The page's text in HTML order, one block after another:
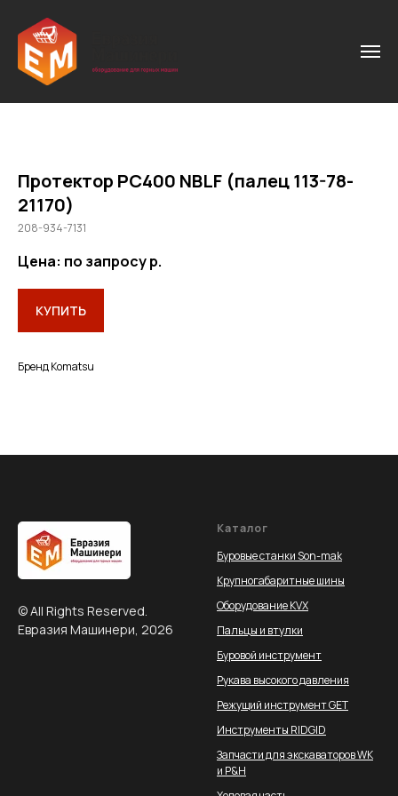
Протектор РС400 NBLF (палец 113-78-
21170)
208-934-7131
Цена: по запросур.
КУПИТЬ
Бренд Komatsu
© All Rights Reserved.
Евразия Машинери, 2026
Каталог
Буровые станки Son-mak
Крупногабаритные шины
Оборудование KVX
Пальцы и втулки
Буровой инструмент
Рукава высокого давления
Режущий инструмент GET
Инструменты RIDGID
Запчасти для экскаваторов WK
и P&H